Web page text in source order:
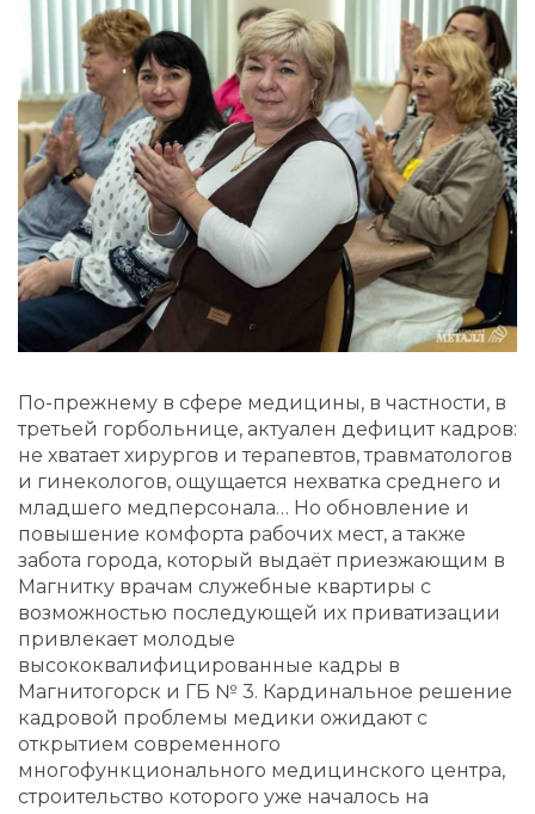
По-прежнему в сфере медицины, в частности, в
третьей горбольнице, актуален дефицит кадров:
не хватает хирургов и терапевтов, травматологов
и гинекологов, ощущается нехватка среднего и
младшего медперсонала… Но обновление и
повышение комфорта рабочих мест, а также
забота города, который выдаёт приезжающим в
Магнитку врачам служебные квартиры с
возможностью последующей их приватизации
привлекает молодые
высококвалифицированные кадры в
Магнитогорск и ГБ № 3. Кардинальное решение
кадровой проблемы медики ожидают с
открытием современного
многофункционального медицинского центра,
строительство которого уже началось на